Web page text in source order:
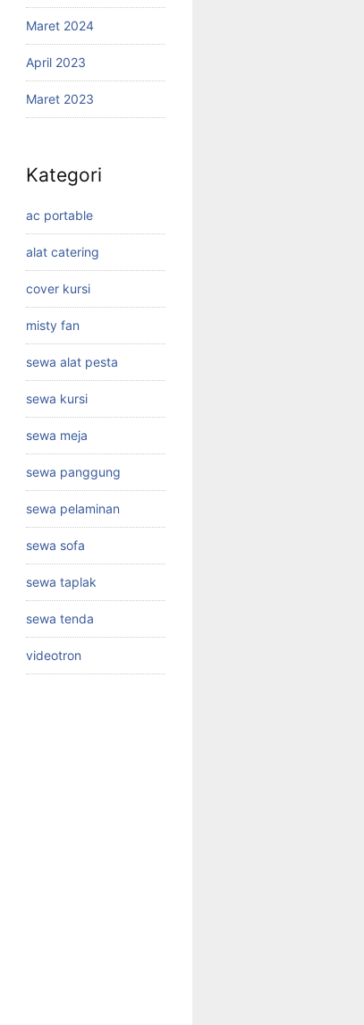
Maret 2024
April 2023
Maret 2023
Kategori
ac portable
alat catering
cover kursi
misty fan
sewa alat pesta
sewa kursi
sewa meja
sewa panggung
sewa pelaminan
sewa sofa
sewa taplak
sewa tenda
videotron